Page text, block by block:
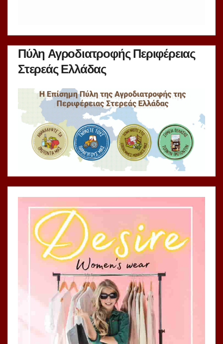
Πύλη Αγροδιατροφής Περιφέρειας
Στερεάς Ελλάδας